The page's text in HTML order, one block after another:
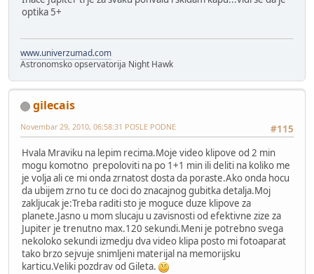
optika 5+
www.univerzumad.com
Astronomsko opservatorija Night Hawk
gilecais
#115
Novembar 29, 2010, 06:58:31 POSLE PODNE
Hvala Mraviku na lepim recima.Moje video klipove od 2 min
mogu komotno prepoloviti na po 1+1 min ili deliti na koliko me
je volja ali ce mi onda zrnatost dosta da poraste.Ako onda hocu
da ubijem zrno tu ce doci do znacajnog gubitka detalja.Moj
zakljucak je:Treba raditi sto je moguce duze klipove za
planete.Jasno u mom slucaju u zavisnosti od efektivne zize za
Jupiter je trenutno max.120 sekundi.Meni je potrebno svega
nekoloko sekundi izmedju dva video klipa posto mi fotoaparat
tako brzo sejvuje snimljeni materijal na memorijsku
karticu.Veliki pozdrav od Gileta.